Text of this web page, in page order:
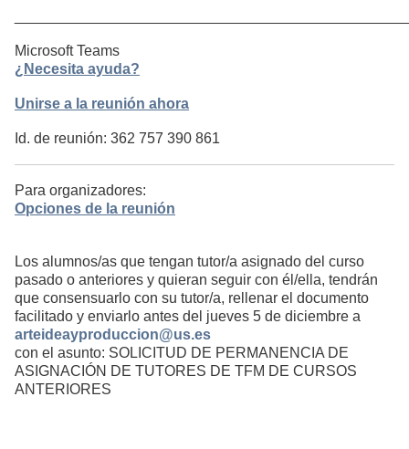
Microsoft Teams
¿Necesita ayuda?
Unirse a la reunión ahora
Id. de reunión: 362 757 390 861
Para organizadores:
Opciones de la reunión
Los alumnos/as que tengan tutor/a asignado del curso
pasado o anteriores y quieran seguir con él/ella, tendrán
que consensuarlo con su tutor/a, rellenar el documento
facilitado y enviarlo antes del jueves 5 de diciembre a
arteideayproduccion@us.es
con el asunto: SOLICITUD DE PERMANENCIA DE
ASIGNACIÓN DE TUTORES DE TFM DE CURSOS
ANTERIORES